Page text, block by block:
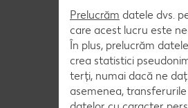
Prelucrăm datele dvs.
care acest lucru este
În plus, prelucrăm
crea statistici
terți, numai dacă ne
asemenea,